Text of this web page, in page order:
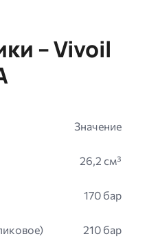
– Vivoil
Значение
26,2 см³
170 бар
210 бар